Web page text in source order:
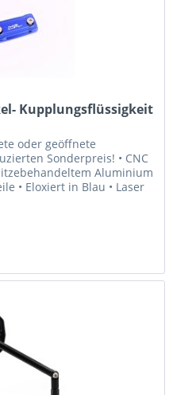
Kupplungsflüssigkeit
oder geöffnete
Sonderpreis! • CNC
Aluminium
• Eloxiert in Blau • Laser